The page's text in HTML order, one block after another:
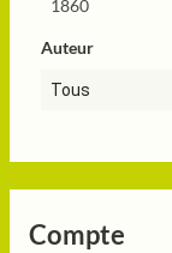
1860
Auteur
Tous
Compte